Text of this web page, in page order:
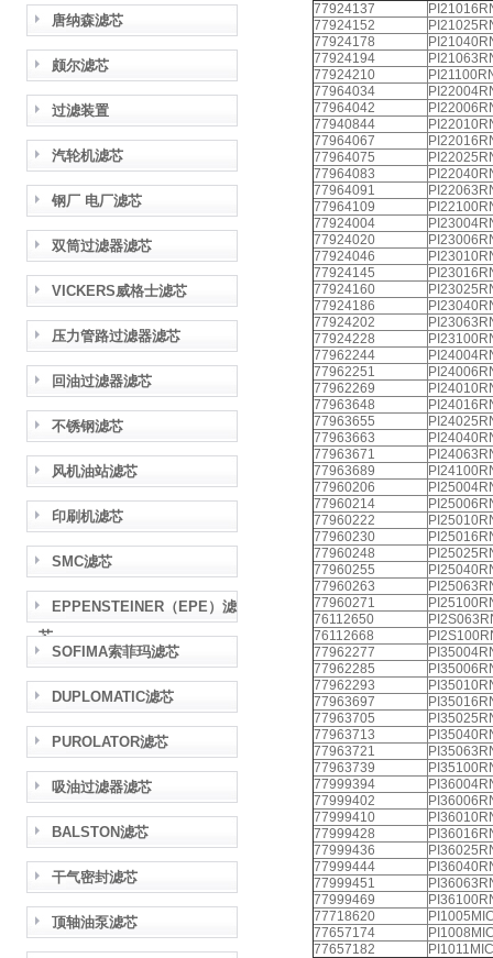
唐纳森滤芯
颇尔滤芯
过滤装置
汽轮机滤芯
钢厂 电厂滤芯
双筒过滤器滤芯
VICKERS威格士滤芯
压力管路过滤器滤芯
回油过滤器滤芯
不锈钢滤芯
风机油站滤芯
印刷机滤芯
SMC滤芯
EPPENSTEINER（EPE）滤
芯
SOFIMA索菲玛滤芯
DUPLOMATIC滤芯
PUROLATOR滤芯
吸油过滤器滤芯
BALSTON滤芯
干气密封滤芯
顶轴油泵滤芯
77924137
77924152
77924178
77924194
77924210
77964034
77964042
77940844
77964067
77964075
77964083
77964091
77964109
77924004
77924020
77924046
77924145
77924160
77924186
77924202
77924228
77962244
77962251
77962269
77963648
77963655
77963663
77963671
77963689
77960206
77960214
77960222
77960230
77960248
77960255
77960263
77960271
76112650
76112668
77962277
77962285
77962293
77963697
77963705
77963713
77963721
77963739
77999394
77999402
77999410
77999428
77999436
77999444
77999451
77999469
77718620
77657174
77657182